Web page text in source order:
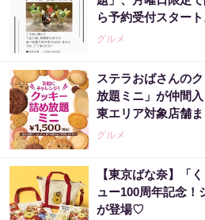
ら予約受付スタート
グルメ
ステラおばさんの
放題ミニ」が仲間
東エリア対象店舗ま
グルメ
【東京ばな奈】「
ュー100周年記念！
が登場♡